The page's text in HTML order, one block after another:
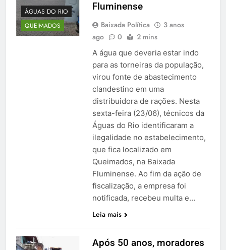
ÁGUAS DO RIO
QUEIMADOS
Fluminense
Baixada Política
3 anos
ago
0 2 mins
A água que deveria estar indo
para as torneiras da população,
virou fonte de abastecimento
clandestino em uma
distribuidora de rações. Nesta
sexta-feira (23/06), técnicos da
Águas do Rio identificaram a
ilegalidade no estabelecimento,
que fica localizado em
Queimados, na Baixada
Fluminense. Ao fim da ação de
fiscalização, a empresa foi
notificada, recebeu multa e…
Leia mais
Após 50 anos, moradores